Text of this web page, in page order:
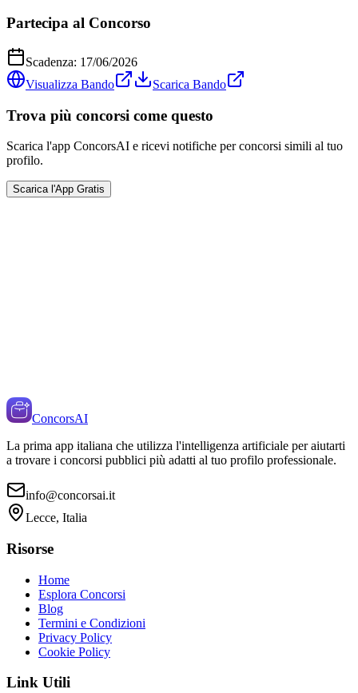
Partecipa al Concorso
Scadenza: 17/06/2026
Visualizza Bando
Scarica Bando
Trova più concorsi come questo
Scarica l'app ConcorsAI e ricevi notifiche per concorsi simili al tuo
profilo.
Scarica l'App Gratis
ConcorsAI
La prima app italiana che utilizza l'intelligenza artificiale per aiutarti
a trovare i concorsi pubblici più adatti al tuo profilo professionale.
info@concorsai.it
Lecce, Italia
Risorse
Home
Esplora Concorsi
Blog
Termini e Condizioni
Privacy Policy
Cookie Policy
Link Utili